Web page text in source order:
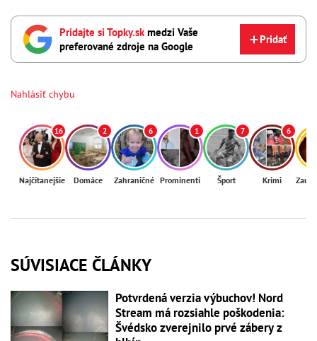
Pridajte si Topky.sk medzi Vaše
preferované zdroje na Google
Pridať
Nahlásiť chybu
16
Najčítanejšie
2
Domáce
6
Zahraničné
1
Prominenti
7
Šport
6
Krimi
SÚVISIACE ČLÁNKY
Potvrdená verzia výbuchov! Nord
Stream má rozsiahle poškodenia:
Švédsko zverejnilo prvé zábery z